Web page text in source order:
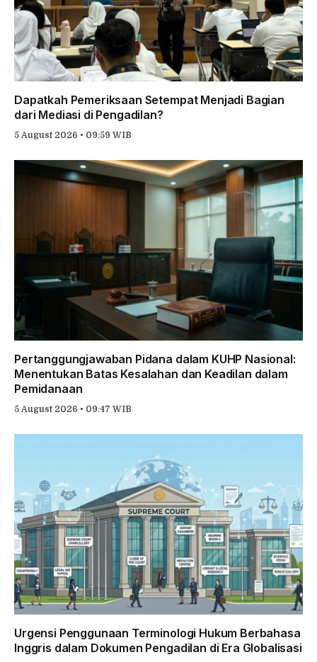
Dapatkah Pemeriksaan Setempat Menjadi Bagian
dari Mediasi di Pengadilan?
5 August 2026 • 09:59 WIB
Pertanggungjawaban Pidana dalam KUHP Nasional:
Menentukan Batas Kesalahan dan Keadilan dalam
Pemidanaan
5 August 2026 • 09:47 WIB
Urgensi Penggunaan Terminologi Hukum Berbahasa
Inggris dalam Dokumen Pengadilan di Era Globalisasi